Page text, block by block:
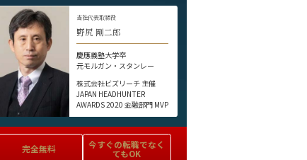
当社代表取締役
野尻 剛二郎
慶應義塾大学卒
元モルガン・スタンレー
株式会社ビズリーチ 主催
JAPAN HEADHUNTER
AWARDS 2020 金融部門 MVP
完全無料 今すぐの転職でなく
てもOK